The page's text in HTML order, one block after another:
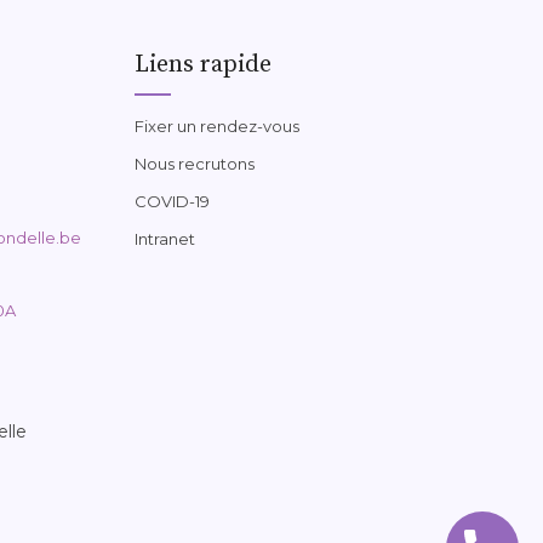
Liens rapide
Fixer un rendez-vous
Nous recrutons
COVID-19
Intranet